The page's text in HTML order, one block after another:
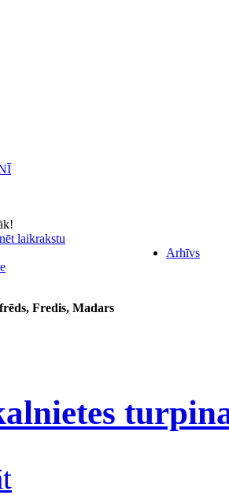
laikrakstu
Arhīvs
Fredis, Madars